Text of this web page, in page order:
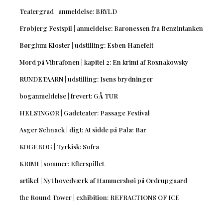
Teatergrad | anmeldelse: BRYLD
Frøbjerg Festspil | anmeldelse: Baronessen fra Benzintanken
Børglum Kloster | udstilling: Esben Hanefelt
Mord på Vibrafonen | kapitel 2: En krimi af Roxnakowsky
RUNDETAARN | udstilling: Isens brydninger
boganmeldelse | frevert: GÅ TUR
HELSINGØR | Gadeteater: Passage Festival
Asger Schnack | digt: At sidde på Palæ Bar
KOGEBOG | Tyrkisk: Sofra
KRIMI | sommer: Efterspillet
artikel | Nyt hovedværk af Hammershøi på Ordrupgaard
the Round Tower | exhibition: REFRACTIONS OF ICE